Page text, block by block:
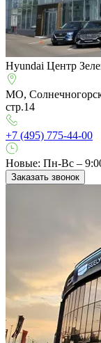
Hyundai Центр
МО,
стр.14
+7 (495) 775-44-00
Новые: Пн-Вс –
Заказать звонок